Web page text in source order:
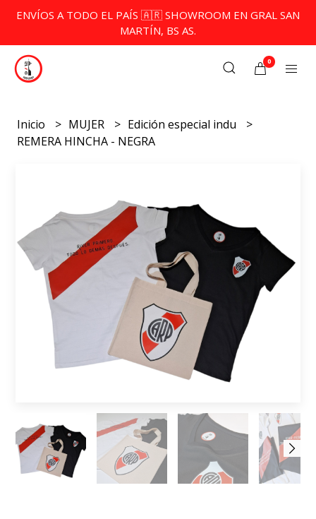
ENVÍOS A TODO EL PAÍS 🇦🇷 SHOWROOM EN GRAL SAN
MARTÍN, BS AS.
0
Inicio MUJER
Edición especial indu
REMERA HINCHA - NEGRA